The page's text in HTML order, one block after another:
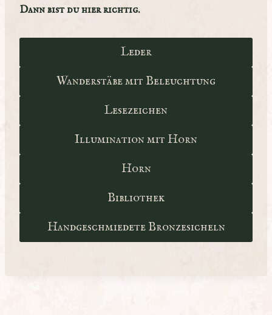
Dann bist du hier richtig.
Leder
Wanderstäbe mit Beleuchtung
Lesezeichen
Illumination mit Horn
Horn
Bibliothek
Handgeschmiedete Bronzesicheln